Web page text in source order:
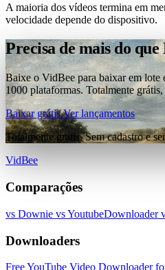
A maioria dos vídeos termina em
velocidade depende do dispositivo.
Precisa de mais do
Baixe o VidBee para baixar em lote
1000 plataformas. Totalmente
Baixar grátisVer lançamentos
Totalmente grátis. Sem cadastro e
VidBee
Comparações
vs Downie vs YoutubeDownloader
Downloaders
Free YouTube Video Downloader